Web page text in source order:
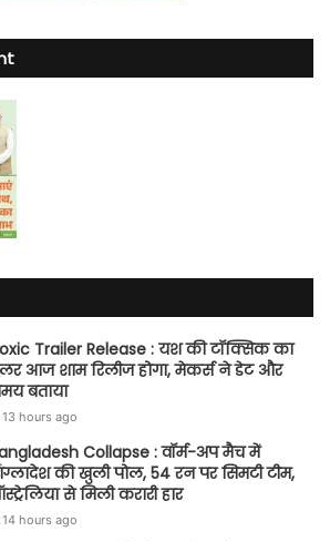
Trailer Release : यश की टॉक्सिक का
आज शाम रिलीज होगा, मेकर्स ने डेट और
बताया
13 hours ago
Collapse : वॉर्म-अप मैच में
की खुली पोल, 54 रन पर सिमटी टीम,
से मिली करारी हार
14 hours ago